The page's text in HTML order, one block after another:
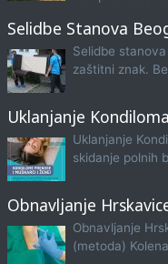
Selidbe Stanova
Selidbe
zaštitni znak.
Uklanjanje Kondiloma
Uklanjanje
skidanje polnih
Obnavljanje
Obnavljanje
(metoda)